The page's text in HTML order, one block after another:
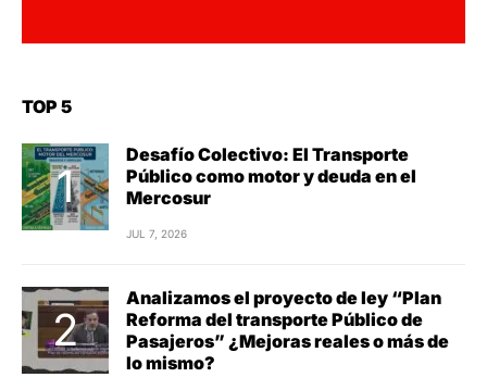
TOP 5
Desafío Colectivo: El Transporte
Público como motor y deuda en el
Mercosur
JUL 7, 2026
Analizamos el proyecto de ley “Plan
Reforma del transporte Público de
Pasajeros” ¿Mejoras reales o más de
lo mismo?